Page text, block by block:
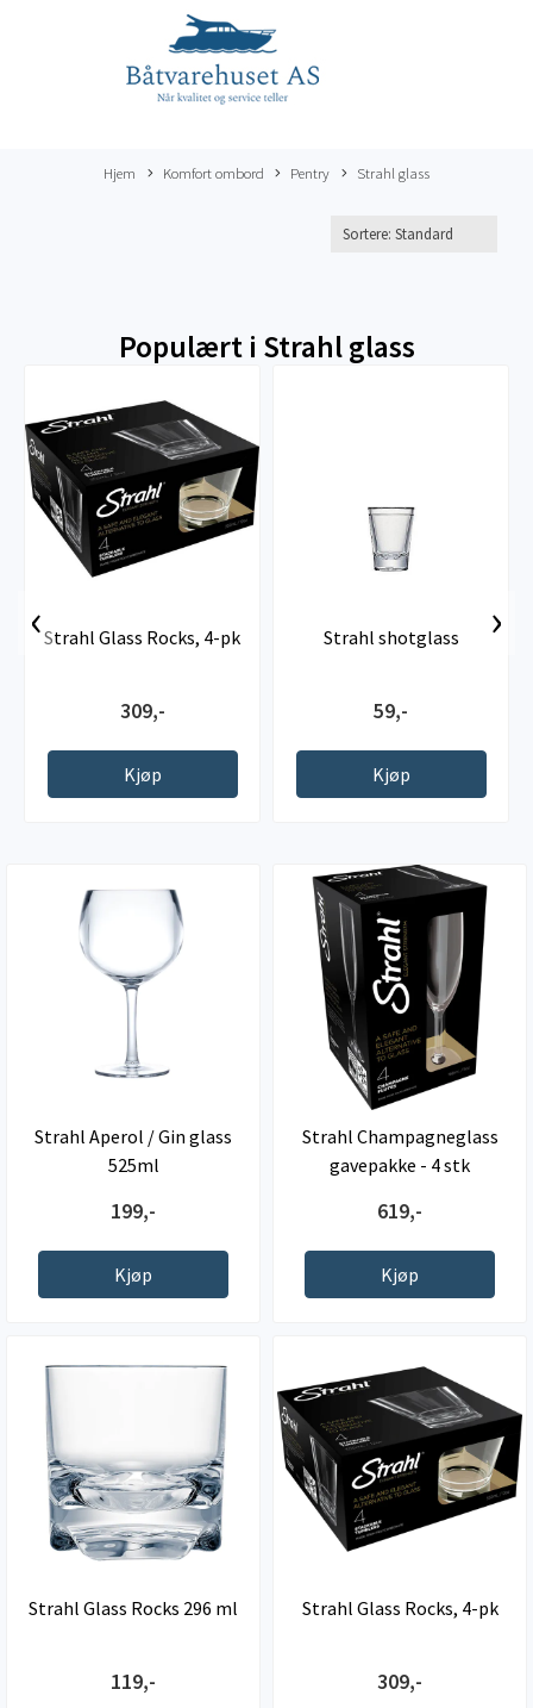
Hjem Komfort ombord Pentry Strahl glass
Populært i Strahl glass
Strahl Glass Rocks, 4-pk
309,-
Kjøp
Strahl shotglass
59,-
Kjøp
‹ ›
Strahl Aperol / Gin glass
525ml
199,-
Kjøp
Strahl Champagneglass
gavepakke - 4 stk
619,-
Kjøp
Strahl Glass Rocks 296 ml
119,-
Strahl Glass Rocks, 4-pk
309,-